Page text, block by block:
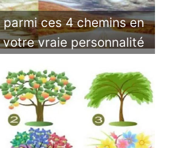
ces 4 chemins en
vraie personnalité